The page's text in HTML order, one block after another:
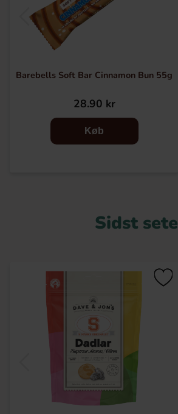
Barebells Soft Bar Cinnamon Bun 55g
28.90 kr
Køb
Sidst sete